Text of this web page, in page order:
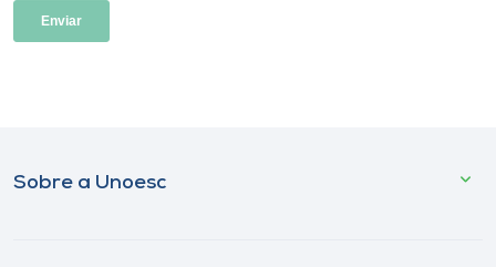
Sobre a Unoesc